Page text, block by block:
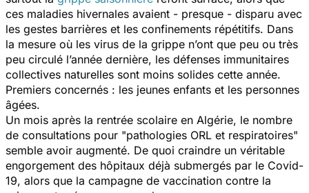
ces maladies hivernales avaient - presque - disparu avec
les gestes barrières et les confinements répétitifs. Dans
la mesure où les virus de la grippe n’ont que peu ou très
peu circulé l’année dernière, les défenses immunitaires
collectives naturelles sont moins solides cette année.
Premiers concernés : les jeunes enfants et les personnes
âgées.
Un mois après la rentrée scolaire en Algérie, le nombre
de consultations pour "pathologies ORL et respiratoires"
semble avoir augmenté. De quoi craindre un véritable
engorgement des hôpitaux déjà submergés par le Covid-
19, alors que la campagne de vaccination contre la